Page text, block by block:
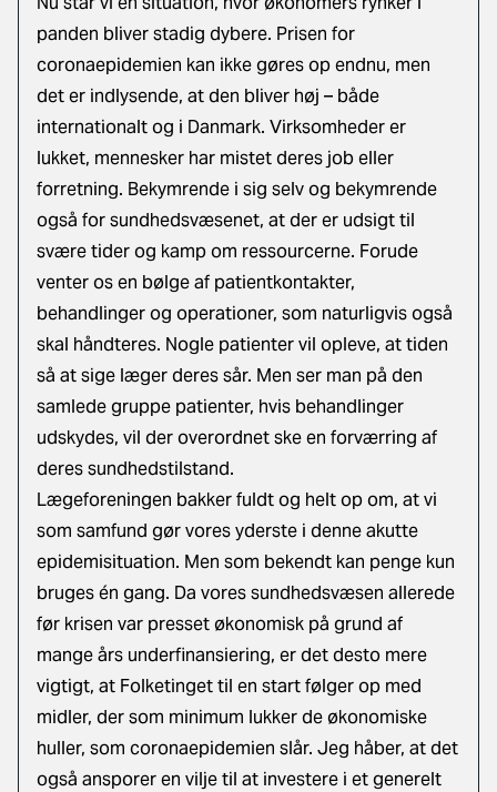
panden bliver stadig dybere. Prisen for
coronaepidemien kan ikke gøres op endnu, men
det er indlysende, at den bliver høj – både
internationalt og i Danmark. Virksomheder er
lukket, mennesker har mistet deres job eller
forretning. Bekymrende i sig selv og bekymrende
også for sundhedsvæsenet, at der er udsigt til
svære tider og kamp om ressourcerne. Forude
venter os en bølge af patientkontakter,
behandlinger og operationer, som naturligvis også
skal håndteres. Nogle patienter vil opleve, at tiden
så at sige læger deres sår. Men ser man på den
samlede gruppe patienter, hvis behandlinger
udskydes, vil der overordnet ske en forværring af
deres sundhedstilstand.
Lægeforeningen bakker fuldt og helt op om, at vi
som samfund gør vores yderste i denne akutte
epidemisituation. Men som bekendt kan penge kun
bruges én gang. Da vores sundhedsvæsen allerede
før krisen var presset økonomisk på grund af
mange års underfinansiering, er det desto mere
vigtigt, at Folketinget til en start følger op med
midler, der som minimum lukker de økonomiske
huller, som coronaepidemien slår. Jeg håber, at det
også ansporer en vilje til at investere i et generelt